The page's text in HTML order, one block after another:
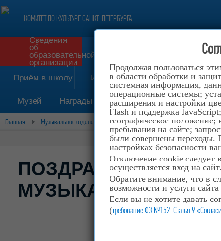
Продолжая пользоваться
в области обработки и
системная информация,
операционные системы;
расширения и настройки
Flash и поддержка
географическое положение;
пребывания на сайте;
были совершены переходы.
настройках безопасности
Отключение cookie следует
осуществляется вход на сайт.
Обратите внимание, что в
возможности и услуги
Если вы не хотите давать
(требование ФЗ №152. Статья 9
КОМИТЕТ ПО КУЛЬТУРЕ САНКТ-ПЕТЕРБУРГА
Форма обратной
Сведения
об
образовательной
организации
Приём в школу
История
Музей Награды Конкурсы Расписание
Главная Музыкальное отделение Духовой отдел ПОЗДРАВЛЯЕМ
ПОЗДРАВЛЯЕМ
МУЗЫКАЛЬНОГО